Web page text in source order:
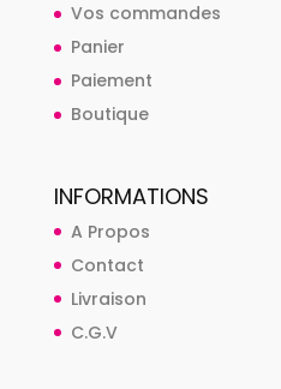
Vos commandes
Panier
Paiement
Boutique
INFORMATIONS
A Propos
Contact
Livraison
C.G.V